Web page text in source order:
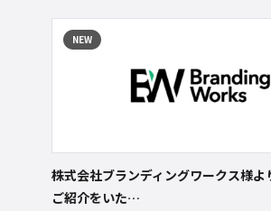
NEW
株式会社ブランディングワークス様よ
ご紹介をいた…